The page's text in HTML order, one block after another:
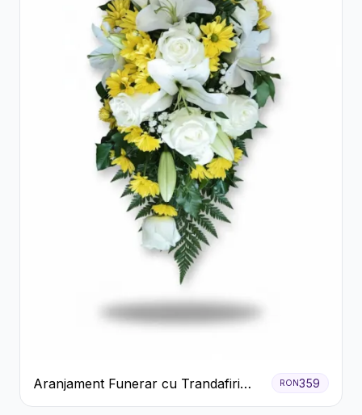
Aranjament Funerar cu Trandafiri
Albi Crizanteme Galbene și Crini
RON359